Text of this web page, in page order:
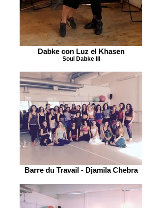
Dabke con Luz el Khasen
Soul Dabke III
Barre du Travail - Djamila Chebra